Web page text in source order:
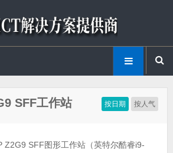
按日期 按人气
SFF工作站
Z2G9 SFF图形工作站（英特尔酷睿i9-